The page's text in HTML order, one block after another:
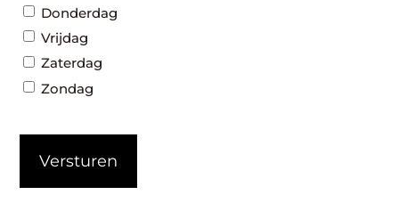
Donderdag
Vrijdag
Zaterdag
Zondag